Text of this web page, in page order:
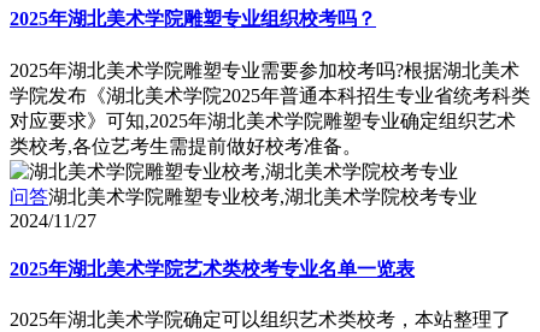
2025年湖北美术学院雕塑专业组织校考吗？
2025年湖北美术学院雕塑专业需要参加校考吗?根据湖北美术
学院发布《湖北美术学院2025年普通本科招生专业省统考科类
对应要求》可知,2025年湖北美术学院雕塑专业确定组织艺术
类校考,各位艺考生需提前做好校考准备。
问答湖北美术学院雕塑专业校考,湖北美术学院校考专业
2024/11/27
2025年湖北美术学院艺术类校考专业名单一览表
2025年湖北美术学院确定可以组织艺术类校考，本站整理了